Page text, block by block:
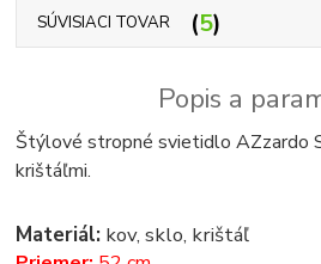
SÚVISIACI TOVAR 5
Popis a
Štýlové stropné svietidlo AZzardo
krištáľmi.
Materiál: kov, sklo, krištáľ